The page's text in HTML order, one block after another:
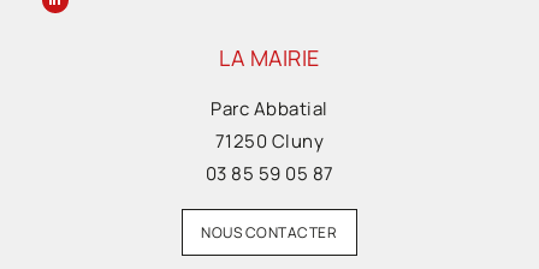
LA MAIRIE
Parc Abbatial
71250 Cluny
03 85 59 05 87
NOUS CONTACTER